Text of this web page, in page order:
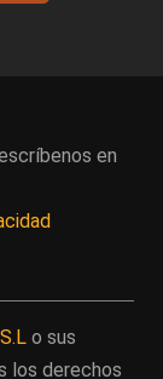
en
o sus
los derechos